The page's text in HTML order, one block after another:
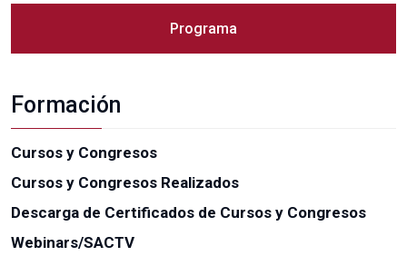
Programa
Formación
Cursos y Congresos
Cursos y Congresos Realizados
Descarga de Certificados de Cursos y Congresos
Webinars/SACTV